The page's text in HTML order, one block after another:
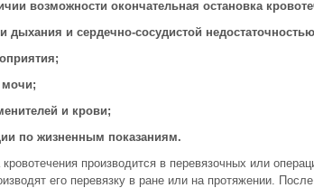
возможности окончательная остановка
дыхания и сердечно-сосудистой
мочи;
и крови;
по жизненным показаниям.
производится в перевязочных или
его перевязку в ране или на протяжении.